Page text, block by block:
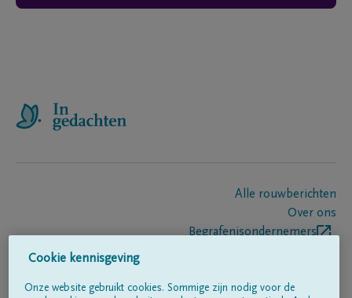
Alle rouwberichten
Over ons
Begrafenisondernemers
Cookie kennisgeving
Onze website gebruikt cookies. Sommige zijn nodig voor de